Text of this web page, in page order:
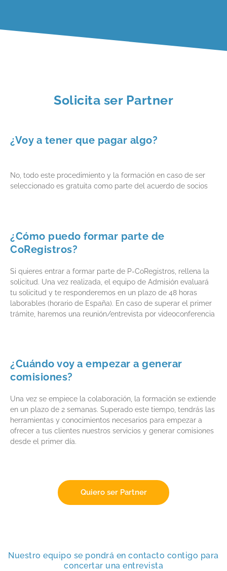
Solicita ser Partner
¿Voy a tener que pagar algo?
No, todo este procedimiento y la formación en caso de ser
seleccionado es gratuita como parte del acuerdo de socios
¿Cómo puedo formar parte de
CoRegistros?
Si quieres entrar a formar parte de P-CoRegistros, rellena la
solicitud. Una vez realizada, el equipo de Admisión evaluará
tu solicitud y te responderemos en un plazo de 48 horas
laborables (horario de España). En caso de superar el primer
trámite, haremos una reunión/entrevista por videoconferencia
¿Cuándo voy a empezar a generar
comisiones?
Una vez se empiece la colaboración, la formación se extiende
en un plazo de 2 semanas. Superado este tiempo, tendrás las
herramientas y conocimientos necesarios para empezar a
ofrecer a tus clientes nuestros servicios y generar comisiones
desde el primer día.
Quiero ser Partner
Nuestro equipo se pondrá en contacto contigo para
concertar una entrevista